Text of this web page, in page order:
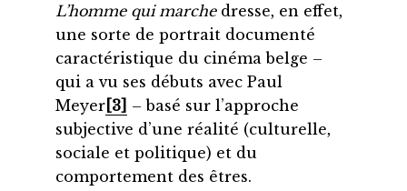
L’homme qui marchedresse, en effet,
une sorte de portrait documenté
caractéristique du cinéma belge –
qui a vu ses débuts avec Paul
Meyer[3] – basé sur l’approche
subjective d’une réalité (culturelle,
sociale et politique) et du
comportement des êtres.